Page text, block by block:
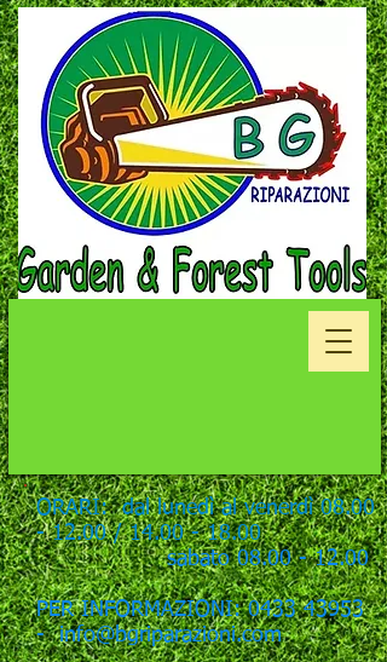
ORARI: dal lunedì al venerdì08.00
- 12.00/14.00 - 18.00
sabato08.00 - 12.00
PER INFORMAZIONI: 0433 43953
- info@bgriparazioni.com